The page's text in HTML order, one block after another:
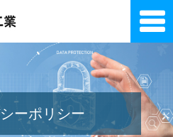
ーポリシー